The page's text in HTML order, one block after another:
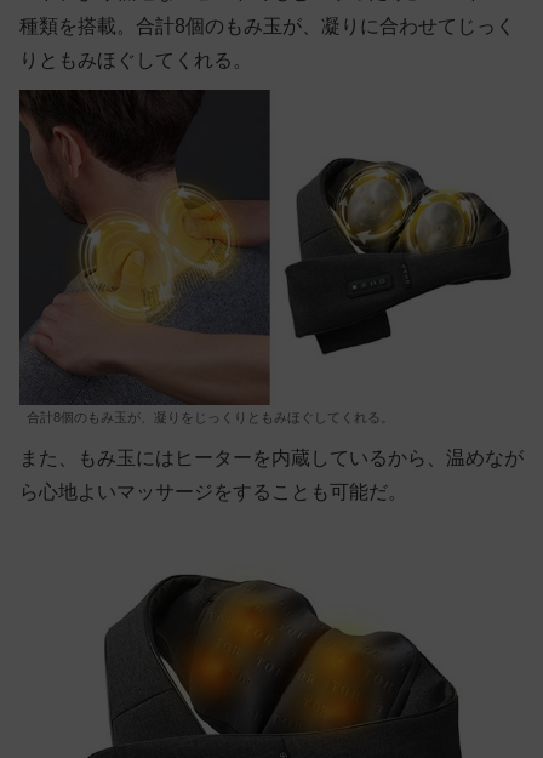
種類を搭載。合計8個のもみ玉が、凝りに合わせてじっく
りともみほぐしてくれる。
合計8個のもみ玉が、凝りをじっくりともみほぐしてくれる。
また、もみ玉にはヒーターを内蔵しているから、温めなが
ら心地よいマッサージをすることも可能だ。